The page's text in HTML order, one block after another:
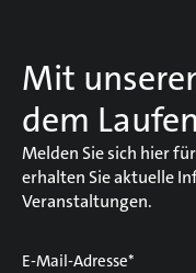
Mit
dem
Melden Sie sich hier
erhalten Sie aktuelle
Veranstaltungen.
E-Mail-Adresse*